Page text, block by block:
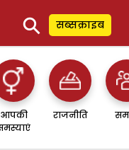
⚲ सब्सक्राइब
आपकी
राजनीति